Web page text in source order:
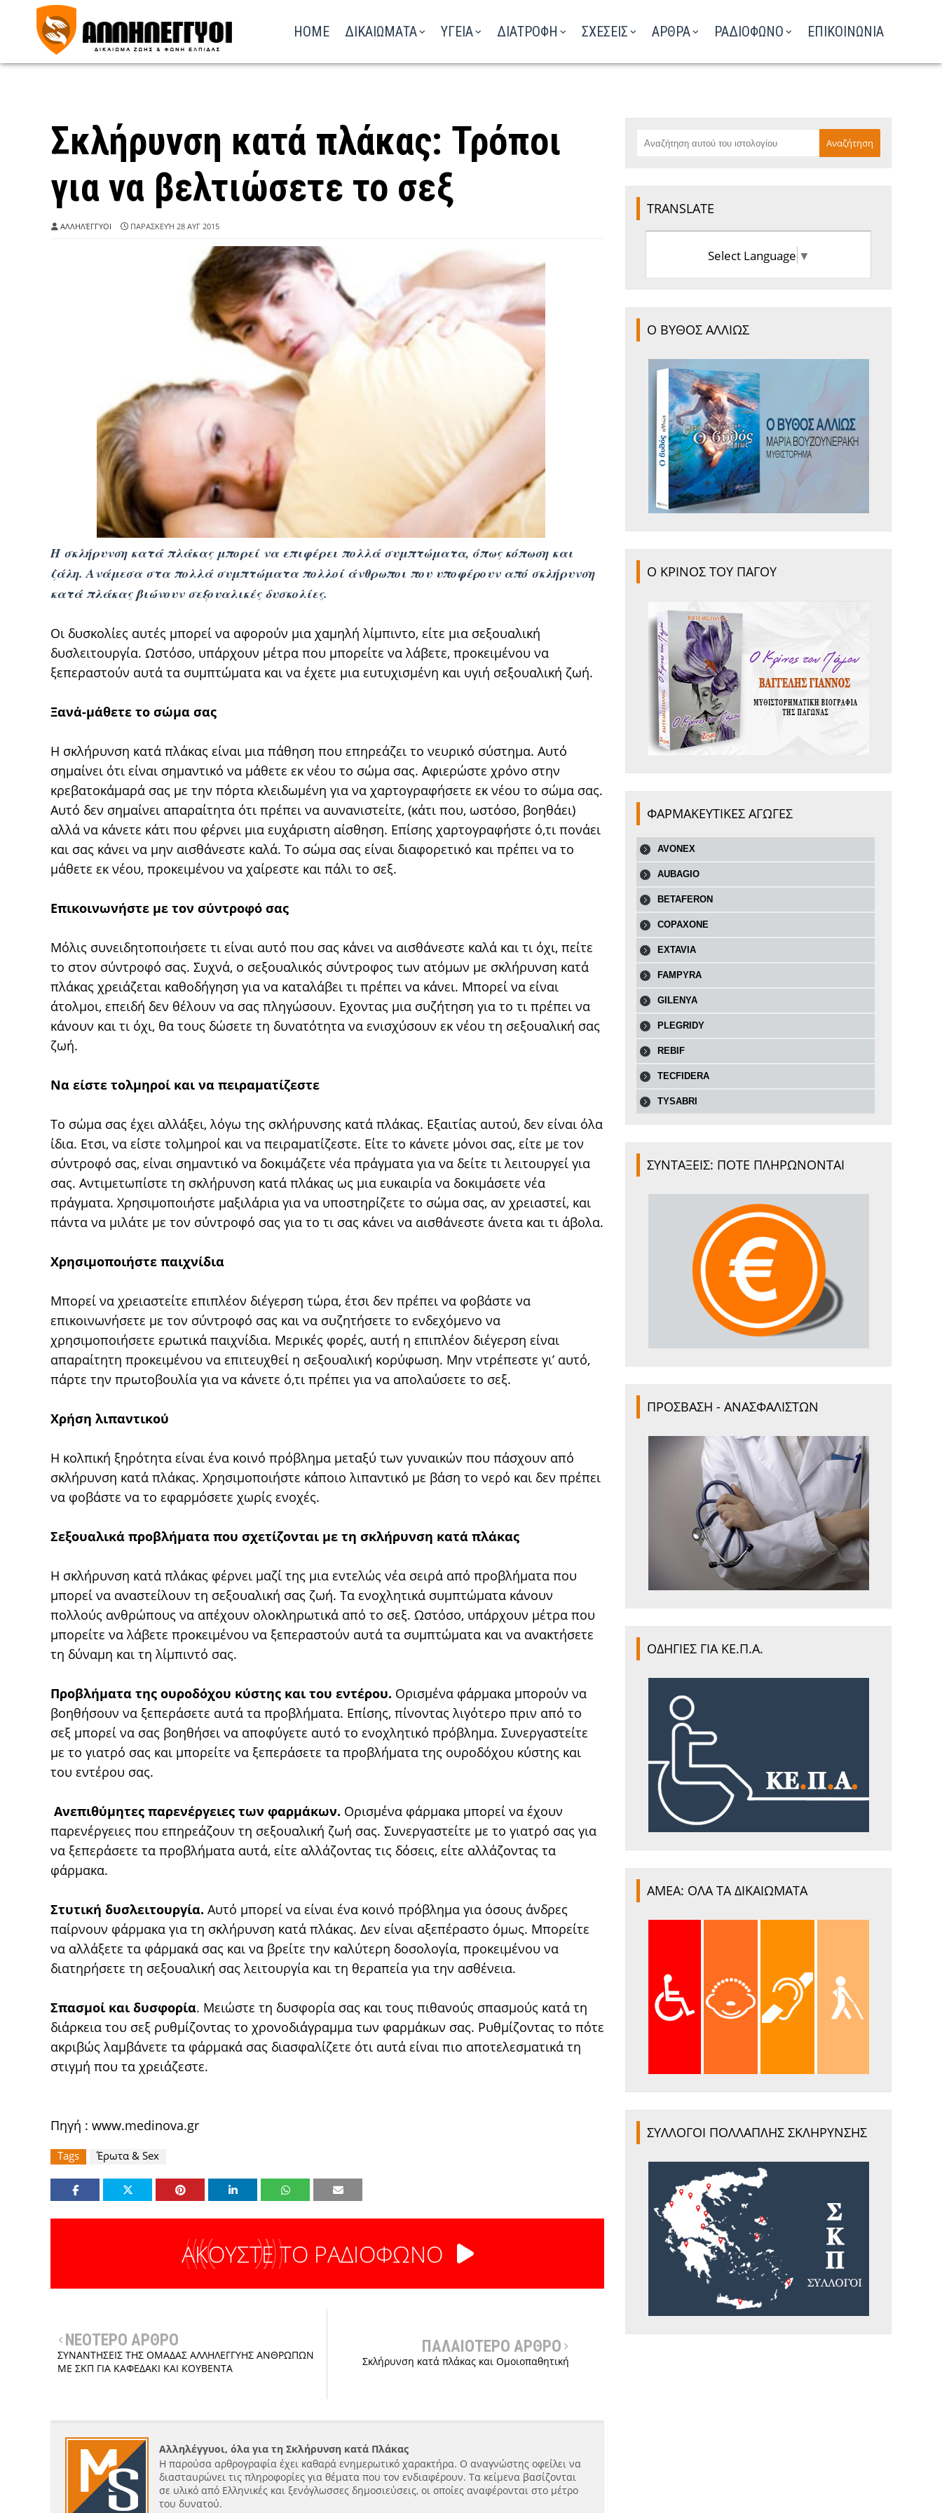
HOME ΔΙΚΑΙΩΜΑΤΑ ΥΓΕΙΑ ΔΙΑΤΡΟΦΗ ΣΧΕΣΕΙΣ ΑΡΘΡΑ ΡΑΔΙΟΦΩΝΟ ΕΠΙΚΟΙΝΩΝΙΑ
ΑΚΟΥΣΤΕ ΤΟ ΡΑΔΙΟΦΩΝΟ
Σκλήρυνση κατά πλάκας: Τρόποι
για να βελτιώσετε το σεξ
ΑΛΛΗΛΈΓΓΥΟΙ ΠΑΡΑΣΚΕΥΉ 28 ΑΥΓ 2015
H σκλήρυνση κατά πλάκας μπορεί να επιφέρει πολλά συμπτώματα, όπως κόπωση και
ζάλη. Ανάμεσα στα πολλά συμπτώματα πολλοί άνθρωποι που υποφέρουν από σκλήρυνση
κατά πλάκας βιώνουν σεξουαλικές δυσκολίες.
Οι δυσκολίες αυτές μπορεί να αφορούν μια χαμηλή λίμπιντο, είτε μια σεξουαλική
δυσλειτουργία. Ωστόσο, υπάρχουν μέτρα που μπορείτε να λάβετε, προκειμένου να
ξεπεραστούν αυτά τα συμπτώματα και να έχετε μια ευτυχισμένη και υγιή σεξουαλική ζωή.
Ξανά-μάθετε το σώμα σας
Η σκλήρυνση κατά πλάκας είναι μια πάθηση που επηρεάζει το νευρικό σύστημα. Αυτό
σημαίνει ότι είναι σημαντικό να μάθετε εκ νέου το σώμα σας. Αφιερώστε χρόνο στην
κρεβατοκάμαρά σας με την πόρτα κλειδωμένη για να χαρτογραφήσετε εκ νέου το σώμα σας.
Αυτό δεν σημαίνει απαραίτητα ότι πρέπει να αυνανιστείτε, (κάτι που, ωστόσο, βοηθάει)
αλλά να κάνετε κάτι που φέρνει μια ευχάριστη αίσθηση. Επίσης χαρτογραφήστε ό,τι πονάει
και σας κάνει να μην αισθάνεστε καλά. Το σώμα σας είναι διαφορετικό και πρέπει να το
μάθετε εκ νέου, προκειμένου να χαίρεστε και πάλι το σεξ.
Επικοινωνήστε με τον σύντροφό σας
Μόλις συνειδητοποιήσετε τι είναι αυτό που σας κάνει να αισθάνεστε καλά και τι όχι, πείτε
το στον σύντροφό σας. Συχνά, ο σεξουαλικός σύντροφος των ατόμων με σκλήρυνση κατά
πλάκας χρειάζεται καθοδήγηση για να καταλάβει τι πρέπει να κάνει. Μπορεί να είναι
άτολμοι, επειδή δεν θέλουν να σας πληγώσουν. Eχοντας μια συζήτηση για το τι πρέπει να
κάνουν και τι όχι, θα τους δώσετε τη δυνατότητα να ενισχύσουν εκ νέου τη σεξουαλική σας
ζωή.
Να είστε τολμηροί και να πειραματίζεστε
Το σώμα σας έχει αλλάξει, λόγω της σκλήρυνσης κατά πλάκας. Εξαιτίας αυτού, δεν είναι όλα
ίδια. Ετσι, να είστε τολμηροί και να πειραματίζεστε. Είτε το κάνετε μόνοι σας, είτε με τον
σύντροφό σας, είναι σημαντικό να δοκιμάζετε νέα πράγματα για να δείτε τι λειτουργεί για
σας. Αντιμετωπίστε τη σκλήρυνση κατά πλάκας ως μια ευκαιρία να δοκιμάσετε νέα
πράγματα. Χρησιμοποιήστε μαξιλάρια για να υποστηρίζετε το σώμα σας, αν χρειαστεί, και
πάντα να μιλάτε με τον σύντροφό σας για το τι σας κάνει να αισθάνεστε άνετα και τι άβολα.
Χρησιμοποιήστε παιχνίδια
Μπορεί να χρειαστείτε επιπλέον διέγερση τώρα, έτσι δεν πρέπει να φοβάστε να
επικοινωνήσετε με τον σύντροφό σας και να συζητήσετε το ενδεχόμενο να
χρησιμοποιήσετε ερωτικά παιχνίδια. Μερικές φορές, αυτή η επιπλέον διέγερση είναι
απαραίτητη προκειμένου να επιτευχθεί η σεξουαλική κορύφωση. Μην ντρέπεστε γι’ αυτό,
πάρτε την πρωτοβουλία για να κάνετε ό,τι πρέπει για να απολαύσετε το σεξ.
Χρήση λιπαντικού
Η κολπική ξηρότητα είναι ένα κοινό πρόβλημα μεταξύ των γυναικών που πάσχουν από
σκλήρυνση κατά πλάκας. Χρησιμοποιήστε κάποιο λιπαντικό με βάση το νερό και δεν πρέπει
να φοβάστε να το εφαρμόσετε χωρίς ενοχές.
Σεξουαλικά προβλήματα που σχετίζονται με τη σκλήρυνση κατά πλάκας
Η σκλήρυνση κατά πλάκας φέρνει μαζί της μια εντελώς νέα σειρά από προβλήματα που
μπορεί να αναστείλουν τη σεξουαλική σας ζωή. Τα ενοχλητικά συμπτώματα κάνουν
πολλούς ανθρώπους να απέχουν ολοκληρωτικά από το σεξ. Ωστόσο, υπάρχουν μέτρα που
μπορείτε να λάβετε προκειμένου να ξεπεραστούν αυτά τα συμπτώματα και να ανακτήσετε
τη δύναμη και τη λίμπιντό σας.
Προβλήματα της ουροδόχου κύστης και του εντέρου. Ορισμένα φάρμακα μπορούν να
βοηθήσουν να ξεπεράσετε αυτά τα προβλήματα. Επίσης, πίνοντας λιγότερο πριν από το
σεξ μπορεί να σας βοηθήσει να αποφύγετε αυτό το ενοχλητικό πρόβλημα. Συνεργαστείτε
με το γιατρό σας και μπορείτε να ξεπεράσετε τα προβλήματα της ουροδόχου κύστης και
του εντέρου σας.
Ανεπιθύμητες παρενέργειες των φαρμάκων. Ορισμένα φάρμακα μπορεί να έχουν
παρενέργειες που επηρεάζουν τη σεξουαλική ζωή σας. Συνεργαστείτε με το γιατρό σας για
να ξεπεράσετε τα προβλήματα αυτά, είτε αλλάζοντας τις δόσεις, είτε αλλάζοντας τα
φάρμακα.
Στυτική δυσλειτουργία. Αυτό μπορεί να είναι ένα κοινό πρόβλημα για όσους άνδρες
παίρνουν φάρμακα για τη σκλήρυνση κατά πλάκας. Δεν είναι αξεπέραστο όμως. Μπορείτε
να αλλάξετε τα φάρμακά σας και να βρείτε την καλύτερη δοσολογία, προκειμένου να
διατηρήσετε τη σεξουαλική σας λειτουργία και τη θεραπεία για την ασθένεια.
Σπασμοί και δυσφορία. Μειώστε τη δυσφορία σας και τους πιθανούς σπασμούς κατά τη
διάρκεια του σεξ ρυθμίζοντας το χρονοδιάγραμμα των φαρμάκων σας. Ρυθμίζοντας το πότε
ακριβώς λαμβάνετε τα φάρμακά σας διασφαλίζετε ότι αυτά είναι πιο αποτελεσματικά τη
στιγμή που τα χρειάζεστε.
Πηγή : www.medinova.gr
Tags Έρωτα & Sex
ΑΚΟΥΣΤΕ ΤΟ ΡΑΔΙΟΦΩΝΟ
ΝΕΟΤΕΡΟ ΑΡΘΡΟ
ΣΥΝΑΝΤΗΣΕΙΣ ΤΗΣ ΟΜΑΔΑΣ ΑΛΛΗΛΕΓΓΥΗΣ ΑΝΘΡΩΠΩΝ
ΜΕ ΣΚΠ ΓΙΑ ΚΑΦΕΔΑΚΙ ΚΑΙ ΚΟΥΒΕΝΤΑ
ΠΑΛΑΙΟΤΕΡΟ ΑΡΘΡΟ
Σκλήρυνση κατά πλάκας και Ομοιοπαθητική
Αλληλέγγυοι, όλα για τη Σκλήρυνση κατά Πλάκας
Η παρούσα αρθρογραφία έχει καθαρά ενημερωτικό χαρακτήρα. Ο αναγνώστης οφείλει να
διασταυρώνει τις πληροφορίες για θέματα που τον ενδιαφέρουν. Τα κείμενα βασίζονται
σε υλικό από Ελληνικές και ξενόγλωσσες δημοσιεύσεις, οι οποίες αναφέρονται στο μέτρο
του δυνατού.
TRANSLATE
Select Language ▼
Ο ΒΥΘΟΣ ΑΛΛΙΩΣ
Ο ΚΡΙΝΟΣ ΤΟΥ ΠΑΓΟΥ
ΦΑΡΜΑΚΕΥΤΙΚΕΣ ΑΓΩΓΕΣ
AVONEX
AUBAGIO
BETAFERON
COPAXONE
EXTAVIA
FAMPYRA
GILENYA
PLEGRIDY
REBIF
TECFIDERA
TYSABRI
ΣΥΝΤΑΞΕΙΣ: ΠΟΤΕ ΠΛΗΡΩΝΟΝΤΑΙ
ΠΡΟΣΒΑΣΗ - ΑΝΑΣΦΑΛΙΣΤΩΝ
ΟΔΗΓΙΕΣ ΓΙΑ ΚΕ.Π.Α.
ΑΜΕΑ: ΟΛΑ ΤΑ ΔΙΚΑΙΩΜΑΤΑ
ΣΥΛΛΟΓΟΙ ΠΟΛΛΑΠΛΗΣ ΣΚΛΗΡΥΝΣΗΣ